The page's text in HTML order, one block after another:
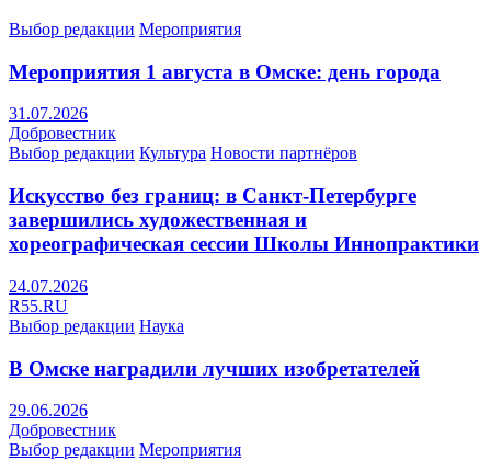
Выбор редакции Мероприятия
Мероприятия 1 августа в Омске: день города
31.07.2026
Добровестник
Выбор редакции Культура Новости партнёров
Искусство без границ: в Санкт-Петербурге
завершились художественная и
хореографическая сессии Школы Иннопрактики
24.07.2026
R55.RU
Выбор редакции Наука
В Омске наградили лучших изобретателей
29.06.2026
Добровестник
Выбор редакции Мероприятия